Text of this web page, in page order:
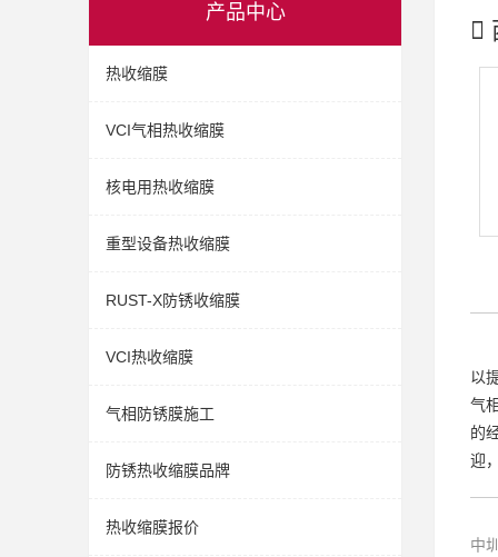
产品中心
热收缩膜
VCI气相热收缩膜
核电用热收缩膜
重型设备热收缩膜
RUST-X防锈收缩膜
VCI热收缩膜
气相防锈膜施工
防锈热收缩膜品牌
热收缩膜报价
以
气
的
迎
中